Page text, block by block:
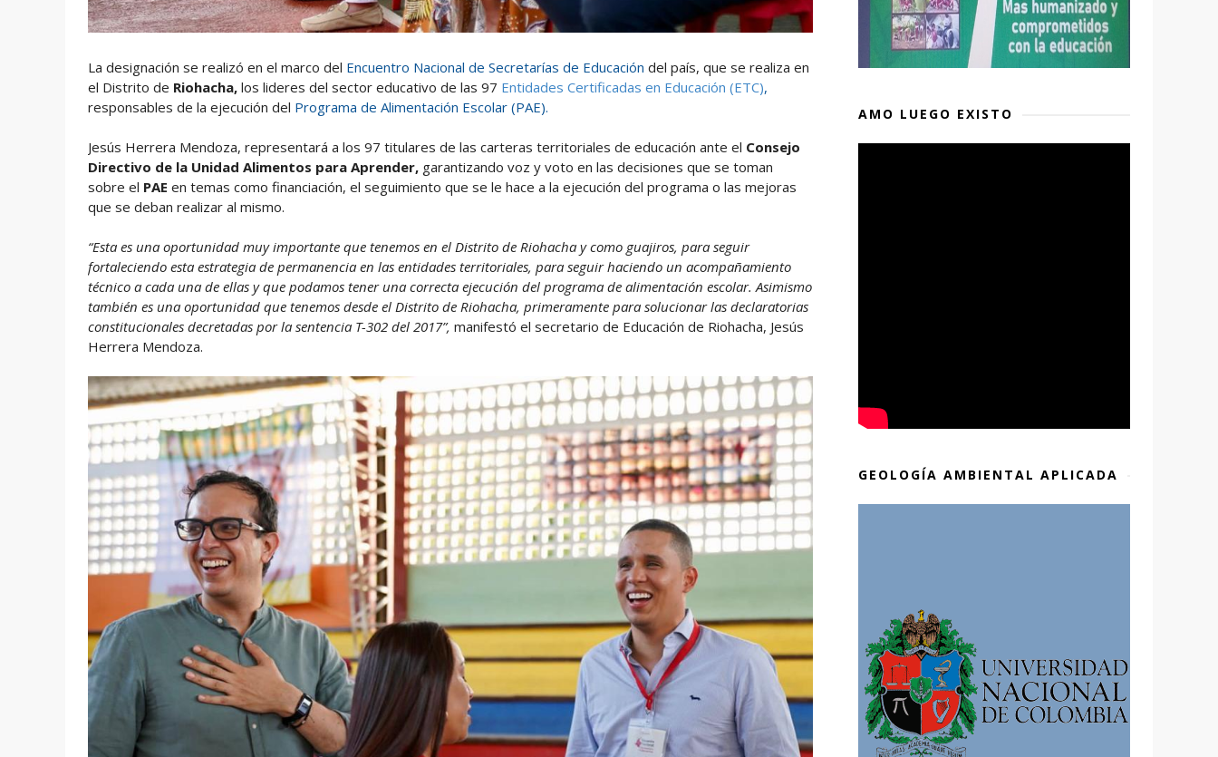
La designación se realizó en el marco del Encuentro Nacional de Secretarías de Educación del país, que se realiza en
el Distrito de Riohacha, los lideres del sector educativo de las 97 Entidades Certificadas en Educación (ETC),
responsables de la ejecución del Programa de Alimentación Escolar (PAE).
Jesús Herrera Mendoza, representará a los 97 titulares de las carteras territoriales de educación ante el Consejo
Directivo de la Unidad Alimentos para Aprender, garantizando voz y voto en las decisiones que se toman
sobre el PAE en temas como financiación, el seguimiento que se le hace a la ejecución del programa o las mejoras
que se deban realizar al mismo.
“Esta es una oportunidad muy importante que tenemos en el Distrito de Riohacha y como guajiros, para seguir
fortaleciendo esta estrategia de permanencia en las entidades territoriales, para seguir haciendo un acompañamiento
técnico a cada una de ellas y que podamos tener una correcta ejecución del programa de alimentación escolar. Asimismo
también es una oportunidad que tenemos desde el Distrito de Riohacha, primeramente para solucionar las declaratorias
constitucionales decretadas por la sentencia T-302 del 2017”, manifestó el secretario de Educación de Riohacha, Jesús
Herrera Mendoza.
AMO LUEGO EXISTO
GEOLOGÍA AMBIENTAL APLICADA